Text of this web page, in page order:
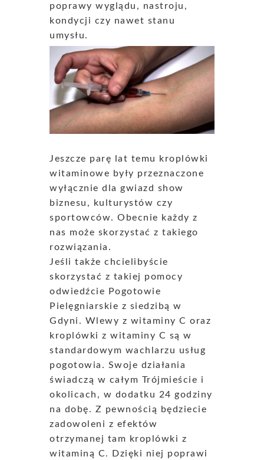
poprawy wyglądu, nastroju,
kondycji czy nawet stanu
umysłu.
Jeszcze parę lat temu kroplówki
witaminowe były przeznaczone
wyłącznie dla gwiazd show
biznesu, kulturystów czy
sportowców. Obecnie każdy z
nas może skorzystać z takiego
rozwiązania.
Jeśli także chcielibyście
skorzystać z takiej pomocy
odwiedźcie Pogotowie
Pielęgniarskie z siedzibą w
Gdyni. Wlewy z witaminy C oraz
kroplówki z witaminy C są w
standardowym wachlarzu usług
pogotowia. Swoje działania
świadczą w całym Trójmieście i
okolicach, w dodatku 24 godziny
na dobę. Z pewnością będziecie
zadowoleni z efektów
otrzymanej tam kroplówki z
witaminą C. Dzięki niej poprawi